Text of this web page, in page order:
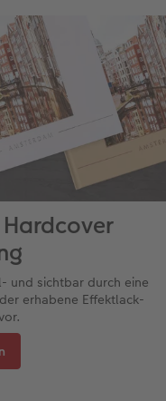
Hardcover
und sichtbar durch eine
erhabene Effektlack-